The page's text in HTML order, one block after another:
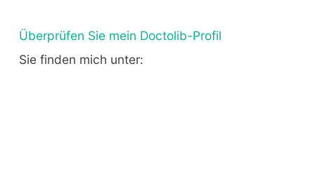
Überprüfen Sie mein Doctolib-Profil
Sie finden mich unter: